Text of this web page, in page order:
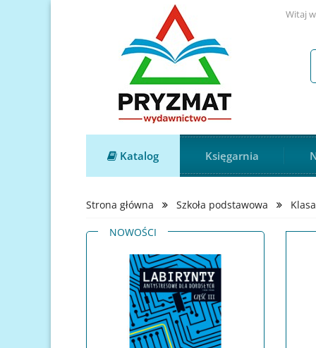
Witaj
Katalog Księgarnia
Strona główna Szkoła podstawowa
NOWOŚCI